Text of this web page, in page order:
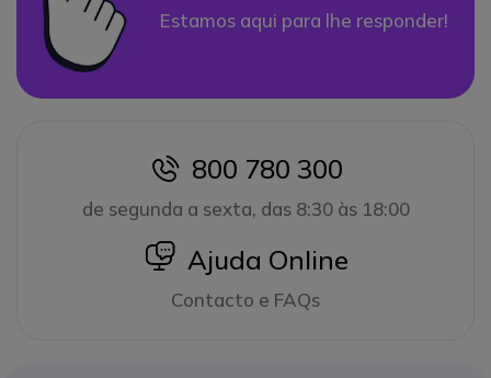
Estamos aqui para lhe responder!
icon
800 780 300
de segunda a sexta, das 8:30 às 18:00
icon
Ajuda Online
Contacto e FAQs